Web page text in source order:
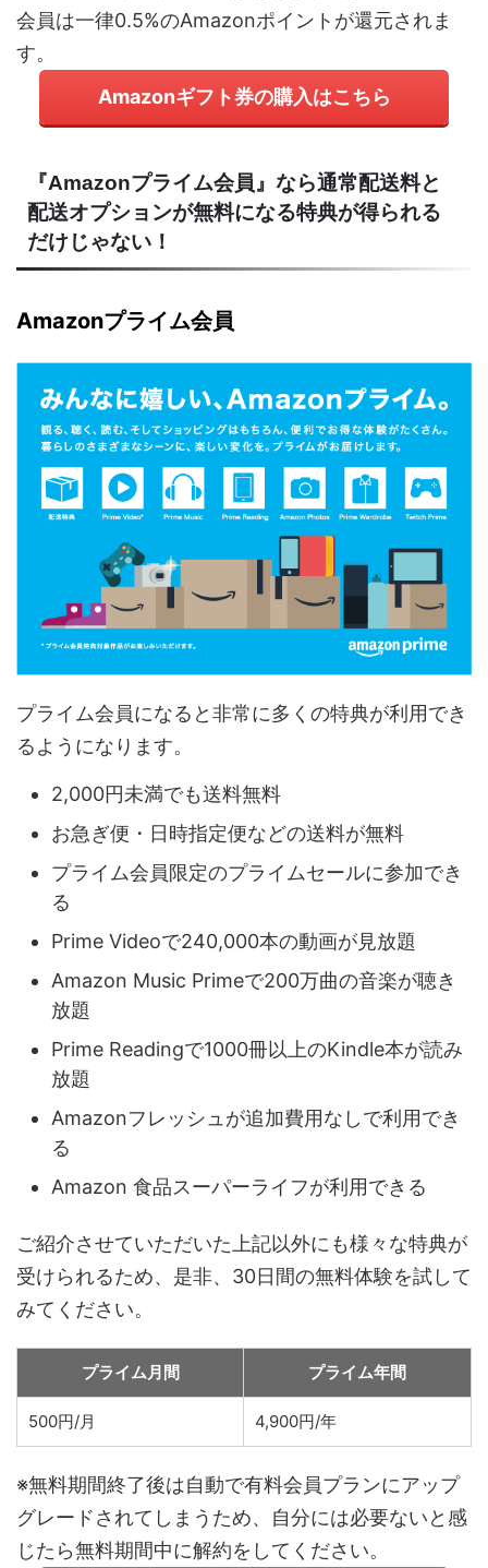
会員は一律0.5%のAmazonポイントが還元されま
す。
Amazonギフト券の購入はこちら
『Amazonプライム会員』なら通常配送料と
配送オプションが無料になる特典が得られる
だけじゃない！
Amazonプライム会員
プライム会員になると非常に多くの特典が利用でき
るようになります。
2,000円未満でも送料無料
お急ぎ便・日時指定便などの送料が無料
プライム会員限定のプライムセールに参加でき
る
Prime Videoで240,000本の動画が見放題
Amazon Music Primeで200万曲の音楽が聴き
放題
Prime Readingで1000冊以上のKindle本が読み
放題
Amazonフレッシュが追加費用なしで利用でき
る
Amazon 食品スーパーライフが利用できる
ご紹介させていただいた上記以外にも様々な特典が
受けられるため、是非、30日間の無料体験を試して
みてください。
プライム月間 プライム年間
500円/月 4,900円/年
※無料期間終了後は自動で有料会員プランにアップ
グレードされてしまうため、自分には必要ないと感
じたら無料期間中に解約をしてください。